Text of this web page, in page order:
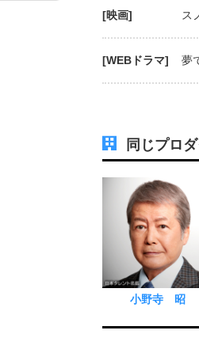
[映画] ス
[WEBドラマ] 夢
同じプロ
小野寺 昭